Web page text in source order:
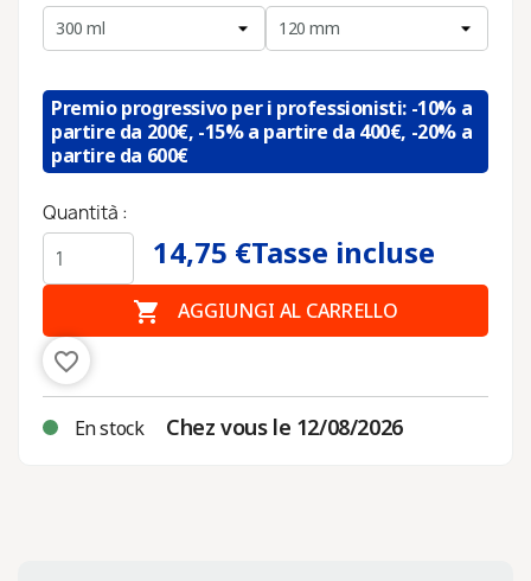
Premio progressivo per i professionisti: -10% a
partire da 200€, -15% a partire da 400€, -20% a
partire da 600€
Quantità :
14,75 €Tasse incluse
 AGGIUNGI AL CARRELLO
favorite_border
En stock Chez vous le 12/08/2026